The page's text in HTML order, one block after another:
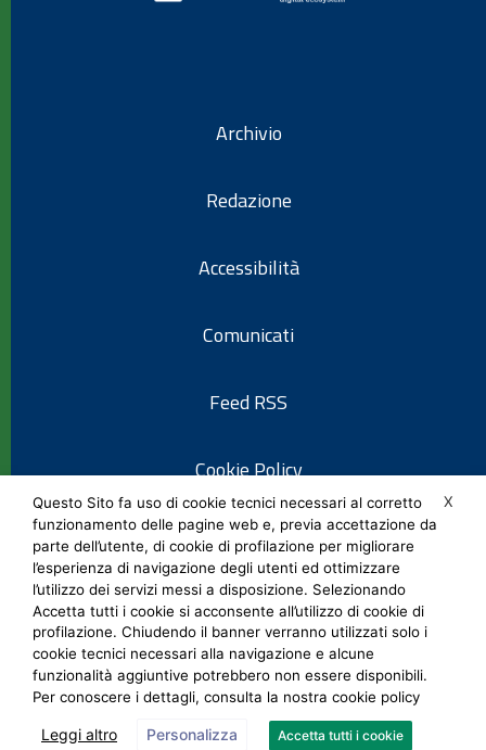
Archivio
Redazione
Accessibilità
Comunicati
Feed RSS
Cookie Policy
Informativa privacy
Note legali
Social Media Policy
X
Questo Sito fa uso di cookie tecnici necessari al corretto
funzionamento delle pagine web e, previa accettazione da
parte dell’utente, di cookie di profilazione per migliorare
l’esperienza di navigazione degli utenti ed ottimizzare
l’utilizzo dei servizi messi a disposizione. Selezionando
Accetta tutti i cookie si acconsente all’utilizzo di cookie di
profilazione. Chiudendo il banner verranno utilizzati solo i
cookie tecnici necessari alla navigazione e alcune
funzionalità aggiuntive potrebbero non essere disponibili.
Per conoscere i dettagli, consulta la nostra cookie policy
Leggi altro Personalizza Accetta tutti i cookie